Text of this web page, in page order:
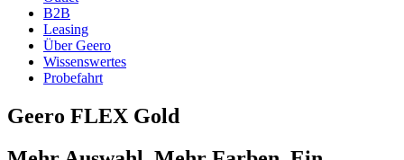
B2B
Leasing
Über Geero
Wissenswertes
Probefahrt
Geero FLEX Gold